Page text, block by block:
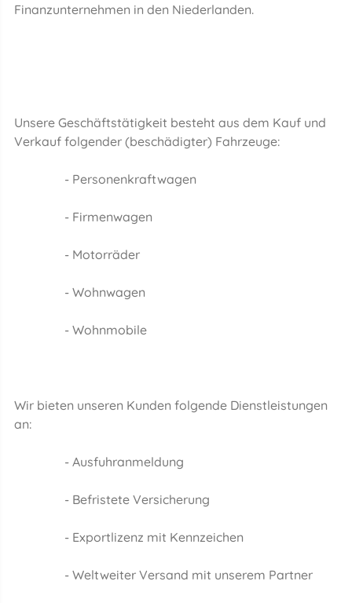
Finanzunternehmen in den Niederlanden.
Unsere Geschäftstätigkeit besteht aus dem Kauf und
Verkauf folgender (beschädigter) Fahrzeuge:
- Personenkraftwagen
- Firmenwagen
- Motorräder
- Wohnwagen
- Wohnmobile
Wir bieten unseren Kunden folgende Dienstleistungen
an:
- Ausfuhranmeldung
- Befristete Versicherung
- Exportlizenz mit Kennzeichen
- Weltweiter Versand mit unserem Partner